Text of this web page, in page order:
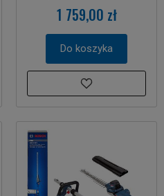
1 759,00 zł
Do koszyka